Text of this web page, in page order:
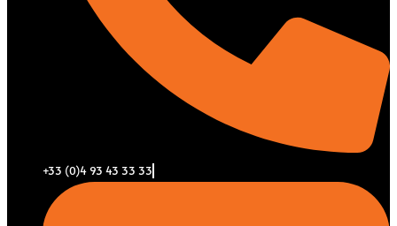
+33 (0)4 93 43 33 33